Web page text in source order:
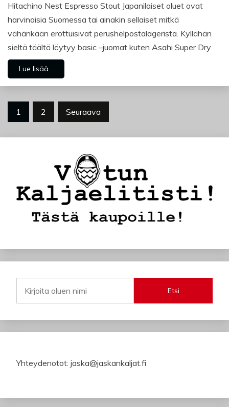
Hitachino Nest Espresso Stout Japanilaiset oluet ovat
harvinaisia Suomessa tai ainakin sellaiset mitkä
vähänkään erottuisivat perushelpostalagerista. Kyllähän
sieltä täältä löytyy basic –juomat kuten Asahi Super Dry
Lue lisää...
Artikkelien
1 2 Seuraava
Etsi
Yhteydenotot: jaska@jaskankaljat.fi